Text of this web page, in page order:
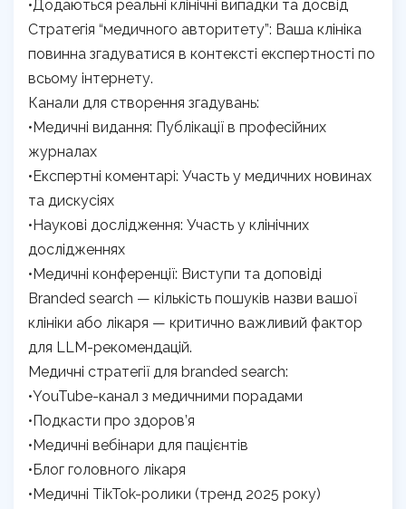
•Додаються реальні клінічні випадки та досвід
Стратегія “медичного авторитету”: Ваша клініка
повинна згадуватися в контексті експертності по
всьому інтернету.
Канали для створення згадувань:
•Медичні видання: Публікації в професійних
журналах
•Експертні коментарі: Участь у медичних новинах
та дискусіях
•Наукові дослідження: Участь у клінічних
дослідженнях
•Медичні конференції: Виступи та доповіді
Branded search — кількість пошуків назви вашої
клініки або лікаря — критично важливий фактор
для LLM-рекомендацій.
Медичні стратегії для branded search:
•YouTube-канал з медичними порадами
•Подкасти про здоров’я
•Медичні вебінари для пацієнтів
•Блог головного лікаря
•Медичні TikTok-ролики (тренд 2025 року)